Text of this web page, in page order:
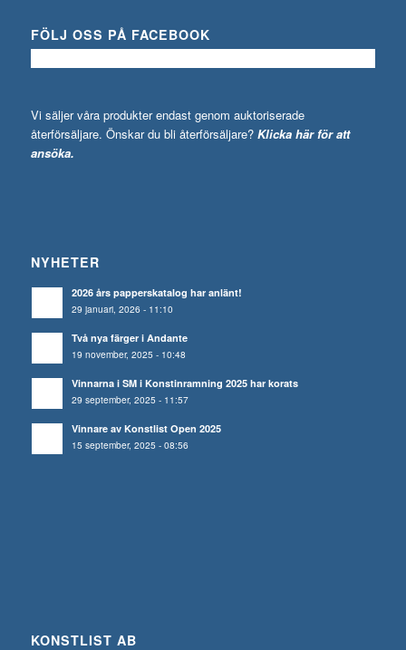
FÖLJ OSS PÅ FACEBOOK
Vi säljer våra produkter endast genom auktoriserade
återförsäljare. Önskar du bli återförsäljare? Klicka här för att
ansöka.
NYHETER
2026 års papperskatalog har anlänt!
29 januari, 2026 - 11:10
Två nya färger i Andante
19 november, 2025 - 10:48
Vinnarna i SM i Konstinramning 2025 har korats
29 september, 2025 - 11:57
Vinnare av Konstlist Open 2025
15 september, 2025 - 08:56
KONSTLIST AB